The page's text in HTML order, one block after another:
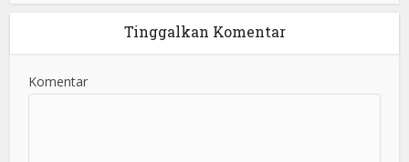
Tinggalkan Komentar
Komentar